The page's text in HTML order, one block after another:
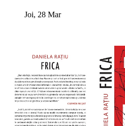
Joi, 28 Mar